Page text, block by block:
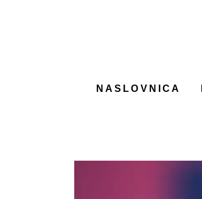
NASLOVNICA